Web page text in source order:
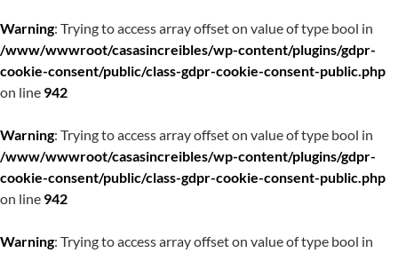
Warning: Trying to access array offset on value of type bool in
/www/wwwroot/casasincreibles/wp-content/plugins/gdpr-
cookie-consent/public/class-gdpr-cookie-consent-public.php
on line 942
Warning: Trying to access array offset on value of type bool in
/www/wwwroot/casasincreibles/wp-content/plugins/gdpr-
cookie-consent/public/class-gdpr-cookie-consent-public.php
on line 942
Warning: Trying to access array offset on value of type bool in